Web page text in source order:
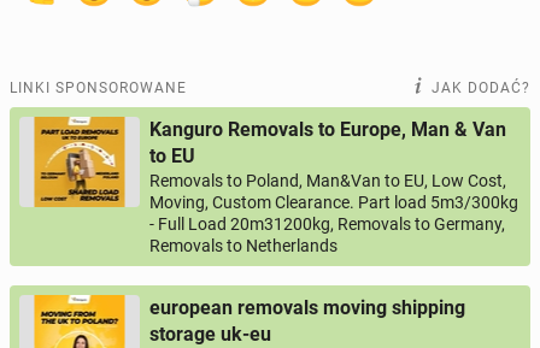
LINKI SPONSOROWANE JAK DODAĆ?
Kanguro Removals to Europe, Man & Van
to EU
Removals to Poland, Man&Van to EU, Low Cost,
Moving, Custom Clearance. Part load 5m3/300kg
- Full Load 20m31200kg, Removals to Germany,
Removals to Netherlands
european removals moving shipping
storage uk-eu